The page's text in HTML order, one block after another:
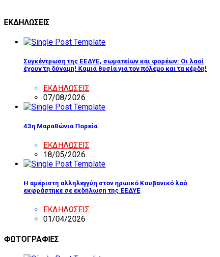
ΕΚΔΗΛΩΣΕΙΣ
Συγκέντρωση της ΕΕΔΥΕ, σωματείων και φορέων: Οι λαοί
έχουν τη δύναμη! Καμιά θυσία για τον πόλεμο και τα κέρδη!
ΕΚΔΗΛΩΣΕΙΣ
07/08/2026
43η Μαραθώνια Πορεία
ΕΚΔΗΛΩΣΕΙΣ
18/05/2026
Η αμέριστη αλληλεγγύη στον ηρωικό Κουβανικό λαό
εκφράστηκε σε εκδήλωση της ΕΕΔΥΕ
ΕΚΔΗΛΩΣΕΙΣ
01/04/2026
ΦΩΤΟΓΡΑΦΙΕΣ